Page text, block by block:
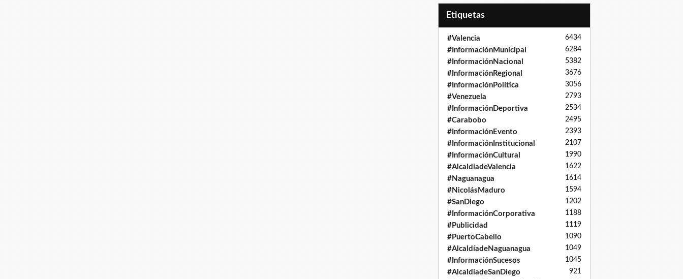
Etiquetas
#Valencia 6434
#InformaciónMunicipal 6284
#InformaciónNacional 5382
#InformaciónRegional 3676
#InformaciónPolítica 3056
#Venezuela 2793
#InformaciónDeportiva 2534
#Carabobo 2495
#InformaciónEvento 2393
#InformaciónInstitucional 2107
#InformaciónCultural 1990
#AlcaldíadeValencia 1622
#Naguanagua 1614
#NicolásMaduro 1594
#SanDiego 1202
#InformaciónCorporativa 1188
#Publicidad 1119
#PuertoCabello 1090
#AlcaldíadeNaguanagua 1049
#InformaciónSucesos 1045
#AlcaldíadeSanDiego 921